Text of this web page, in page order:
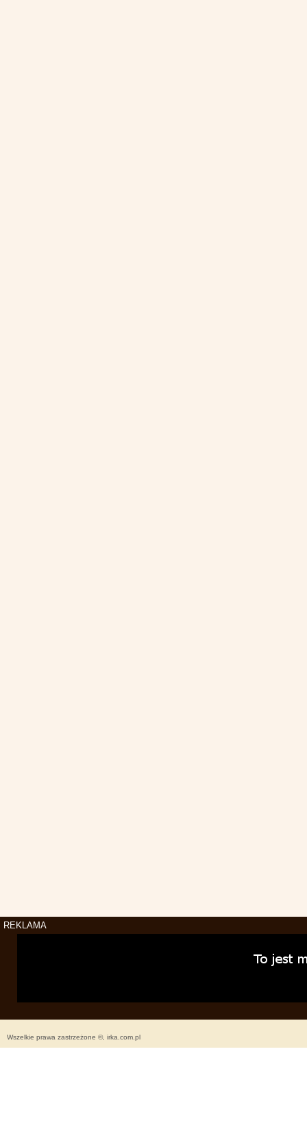
REKLAMA
Wszelkie prawa zastrzeżone ©, irka.com.pl